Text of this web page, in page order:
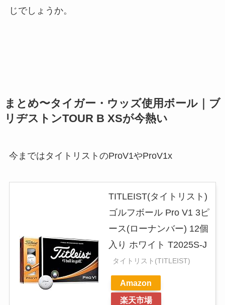
じでしょうか。
まとめ〜タイガー・ウッズ使用ボール｜ブ
リヂストンTOUR B XSが今熱い
今まではタイトリストのProV1やProV1x
TITLEIST(タイトリスト)
ゴルフボール Pro V1 3ピ
ース(ローナンバー) 12個
入り ホワイト T2025S-J
タイトリスト(TITLEIST)
Amazon
楽天市場